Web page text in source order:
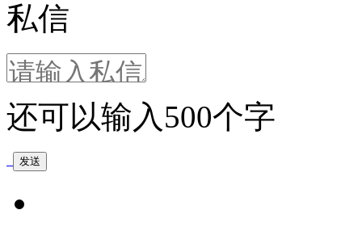
私信
还可以输入 500个字